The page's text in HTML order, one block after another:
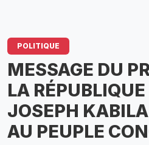
POLITIQUE
MESSAGE DU
LA
JOSEPH
AU PEUPLE